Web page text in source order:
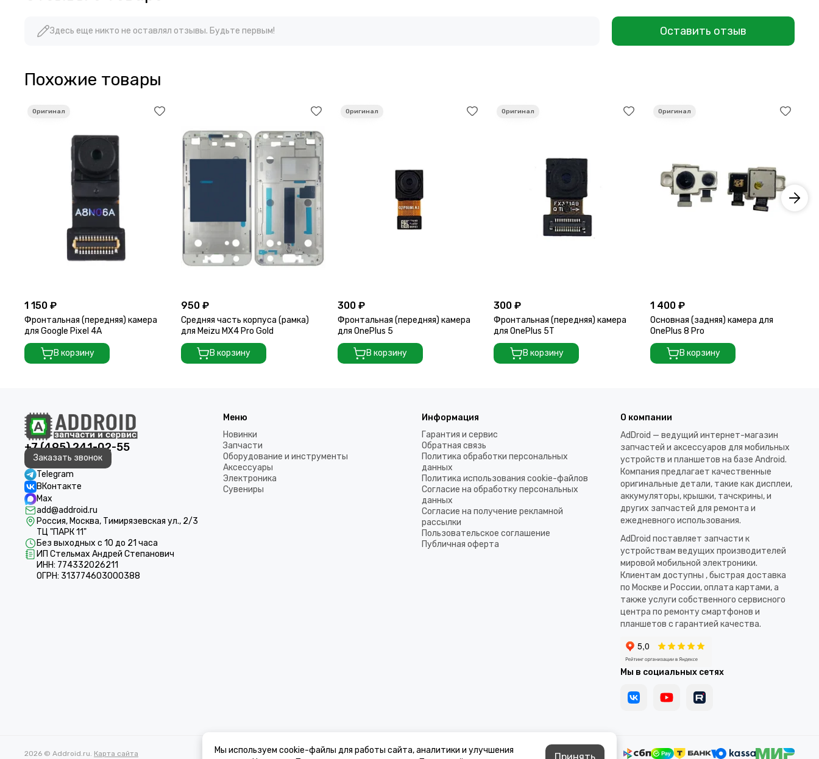
Здесь еще никто не оставлял отзывы. Будьте первым! Оставить отзыв
Похожие товары
1 150 ₽
Фронтальная (передняя) камера
для Google Pixel 4A
В корзину
950 ₽
Средняя часть корпуса (рамка)
для Meizu MX4 Pro Gold
В корзину
300 ₽
Фронтальная (передняя) камера
для OnePlus 5
В корзину
300 ₽
Фронтальная (передняя) камера
для OnePlus 5T
В корзину
1 400 ₽
Основная (задняя) камера для
OnePlus 8 Pro
В корзину
+7 (495) 241-02-55
Заказать звонок
Telegram
ВКонтакте
Max
add@addroid.ru
Россия, Москва, Тимирязевская ул., 2/3
ТЦ "ПАРК 11"
Без выходных с 10 до 21 часа
ИП Стельмах Андрей Степанович
ИНН: 774332026211
ОГРН: 313774603000388
Меню
Новинки
Запчасти
Оборудование и инструменты
Аксессуары
Электроника
Сувениры
Информация
Гарантия и сервис
Обратная связь
Политика обработки персональных
данных
Политика использования cookie-файлов
Согласие на обработку персональных
данных
Согласие на получение рекламной
рассылки
Пользовательское соглашение
Публичная оферта
О компании
AdDroid — ведущий интернет-магазин
запчастей и аксессуаров для мобильных
устройств и планшетов на базе Android.
Компания предлагает качественные
оригинальные детали, такие как дисплеи,
аккумуляторы, крышки, тачскрины, и
других запчастей для ремонта и
ежедневного использования.​
AdDroid поставляет запчасти к
устройствам ведущих производителей
мировой мобильной электроники.
Клиентам доступны , быстрая доставка
по Москве и России, оплата картами, а
также услуги собственного сервисного
центра по ремонту смартфонов и
планшетов с гарантией качества.
Мы в социальных сетях
2026 © Addroid.ru. Карта сайта
Мы используем cookie-файлы для работы сайта, аналитики и улучшения